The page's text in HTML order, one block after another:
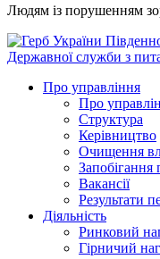
Людям із порушенням
Державної служби з
Про управління
Про
Структура
Керівництво
Очищення
Запобігання
Вакансії
Результати
Діяльність
Ринковий
Гірничий